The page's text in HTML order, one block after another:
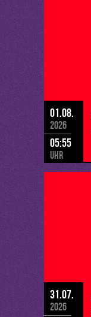
01.08.
2026
05:55
Uhr
31.07.
2026